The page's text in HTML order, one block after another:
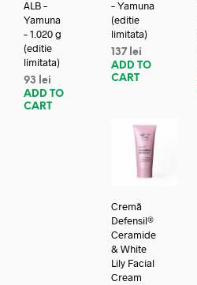
ALB –
Yamuna
– 1.020 g
(editie
limitata)
93
lei
ADD TO
CART
– Yamuna
(editie
limitata)
137 lei
ADD TO
CART
Cremă
Defensil®
Ceramide
& White
Lily Facial
Cream